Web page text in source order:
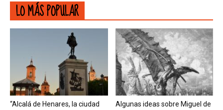
LO MÁS POPULAR
“Alcalá de Henares, la ciudad
Algunas ideas sobre Miguel de